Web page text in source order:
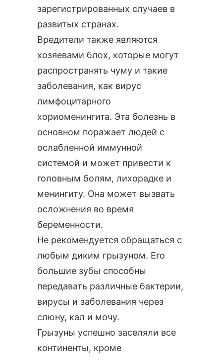
зарегистрированных случаев в
развитых странах.
Вредители также являются
хозяевами блох, которые могут
распространять чуму и такие
заболевания, как вирус
лимфоцитарного
хориоменингита. Эта болезнь в
основном поражает людей с
ослабленной иммунной
системой и может привести к
головным болям, лихорадке и
менингиту. Она может вызвать
осложнения во время
беременности.
Не рекомендуется обращаться с
любым диким грызуном. Его
большие зубы способны
передавать различные бактерии,
вирусы и заболевания через
слюну, кал и мочу.
Грызуны успешно заселяли все
континенты, кроме